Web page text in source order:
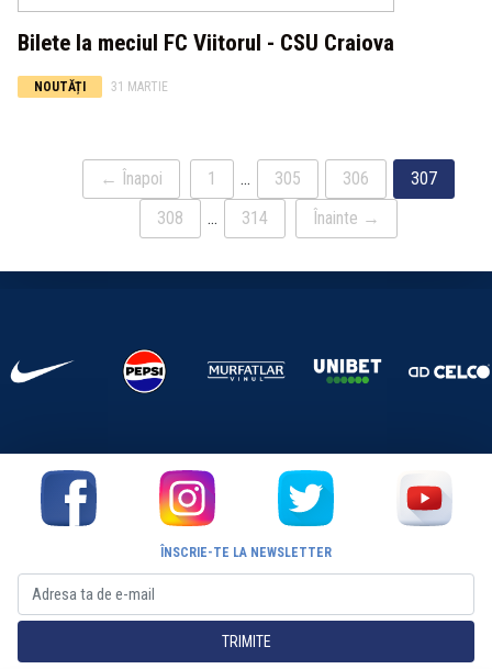
Bilete la meciul FC Viitorul - CSU Craiova
NOUTĂȚI 31 MARTIE
← Înapoi 1 … 305 306
307
308
… 314 Înainte →
ÎNSCRIE-TE LA NEWSLETTER
TRIMITE